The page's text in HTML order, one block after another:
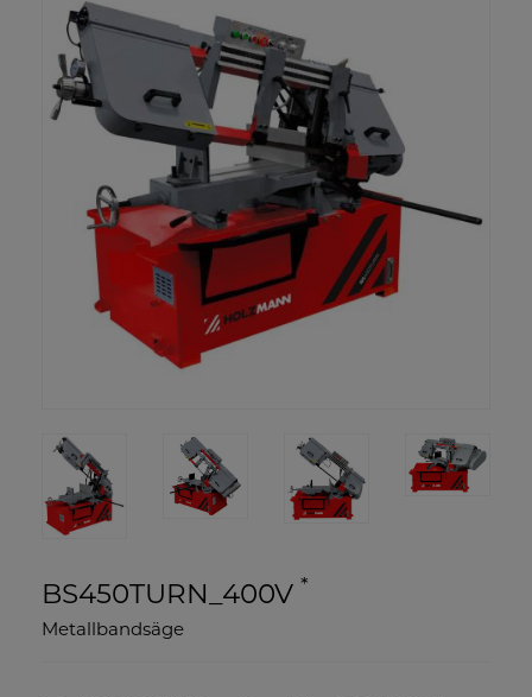
BS450TURN_400V *
Metallbandsäge